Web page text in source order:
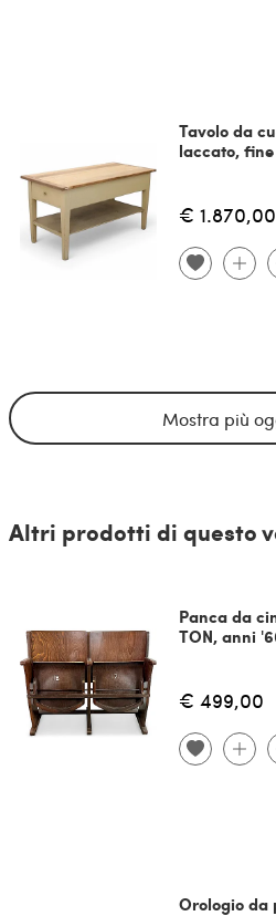
Tavolo da
laccato,
€ 1.870,00
Mostra più
Altri prodotti di questo
Panca da
TON, anni
€ 499,00
Orologio da